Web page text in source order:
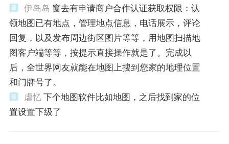
伊岛岛 窗去有申请商户合作认证获取权限：认
领地图已有地点，管理地点信息，电话展示，评论
回复，以及发布周边街区图片等等，用地图扫描地
图客户端等等，按提示直接操作就是了。完成以
后，全世界网友就能在地图上搜到您家的地理位置
和门牌号了。
虐忆下个地图软件比如地图，之后找到家的位
置设置下级了